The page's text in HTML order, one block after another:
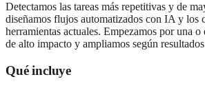
Detectamos las tareas más repetitivas y de
diseñamos flujos automatizados con IA y los
herramientas actuales. Empezamos por una
de alto impacto y ampliamos según
Qué incluye